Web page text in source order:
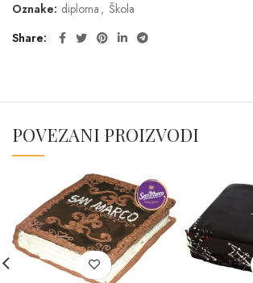
Oznake: diploma , Škola
Share
POVEZANI PROIZVODI